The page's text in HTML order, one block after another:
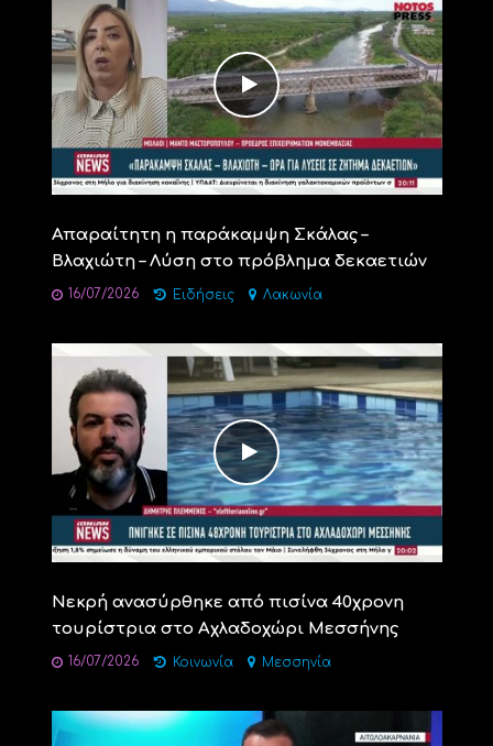
Απαραίτητη η παράκαμψη Σκάλας –
Βλαχιώτη – Λύση στο πρόβλημα δεκαετιών
16/07/2026 Ειδήσεις Λακωνία
Νεκρή ανασύρθηκε από πισίνα 40χρονη
τουρίστρια στο Αχλαδοχώρι Μεσσήνης
16/07/2026 Κοινωνία Μεσσηνία